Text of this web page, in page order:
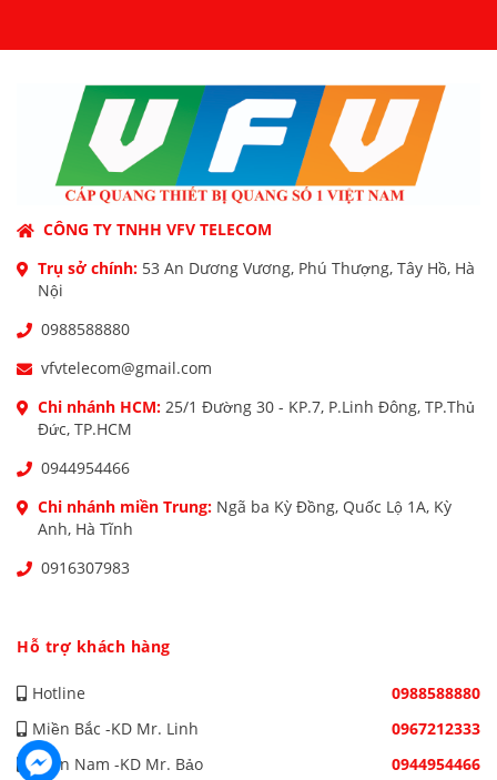
CÔNG TY TNHH VFV TELECOM
Trụ sở chính: 53 An Dương Vương, Phú Thượng, Tây Hồ, Hà
Nội
0988588880
vfvtelecom@gmail.com
Chi nhánh HCM: 25/1 Đường 30 - KP.7, P.Linh Đông, TP.Thủ
Đức, TP.HCM
0944954466
Chi nhánh miền Trung: Ngã ba Kỳ Đồng, Quốc Lộ 1A, Kỳ
Anh, Hà Tĩnh
0916307983
Hỗ trợ khách hàng
Hotline
0988588880
Miền Bắc -KD Mr. Linh
0967212333
Miền Nam -KD Mr. Bảo
0944954466